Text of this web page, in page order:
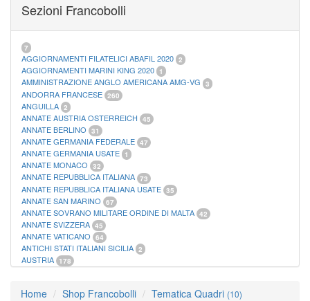
FOGLI MARINI PERIODI SEPARATI VATICANO
MATERIALE FILATELICO MARINI 33
RACCOGLITORI XL
Sezioni Francobolli
7
AGGIORNAMENTI FILATELICI ABAFIL 2020 2
AGGIORNAMENTI MARINI KING 2020 1
AMMINISTRAZIONE ANGLO AMERICANA AMG-VG 3
ANDORRA FRANCESE 260
ANGUILLA 2
ANNATE AUSTRIA OSTERREICH 45
ANNATE BERLINO 31
ANNATE GERMANIA FEDERALE 47
ANNATE GERMANIA USATE 1
ANNATE MONACO 32
ANNATE REPUBBLICA ITALIANA 73
ANNATE REPUBBLICA ITALIANA USATE 35
ANNATE SAN MARINO 67
ANNATE SOVRANO MILITARE ORDINE DI MALTA 42
ANNATE SVIZZERA 45
ANNATE VATICANO 64
ANTICHI STATI ITALIANI SICILIA 2
AUSTRIA 178
CASTELROSSO 10
Home Shop Francobolli Tematica Quadri (10)